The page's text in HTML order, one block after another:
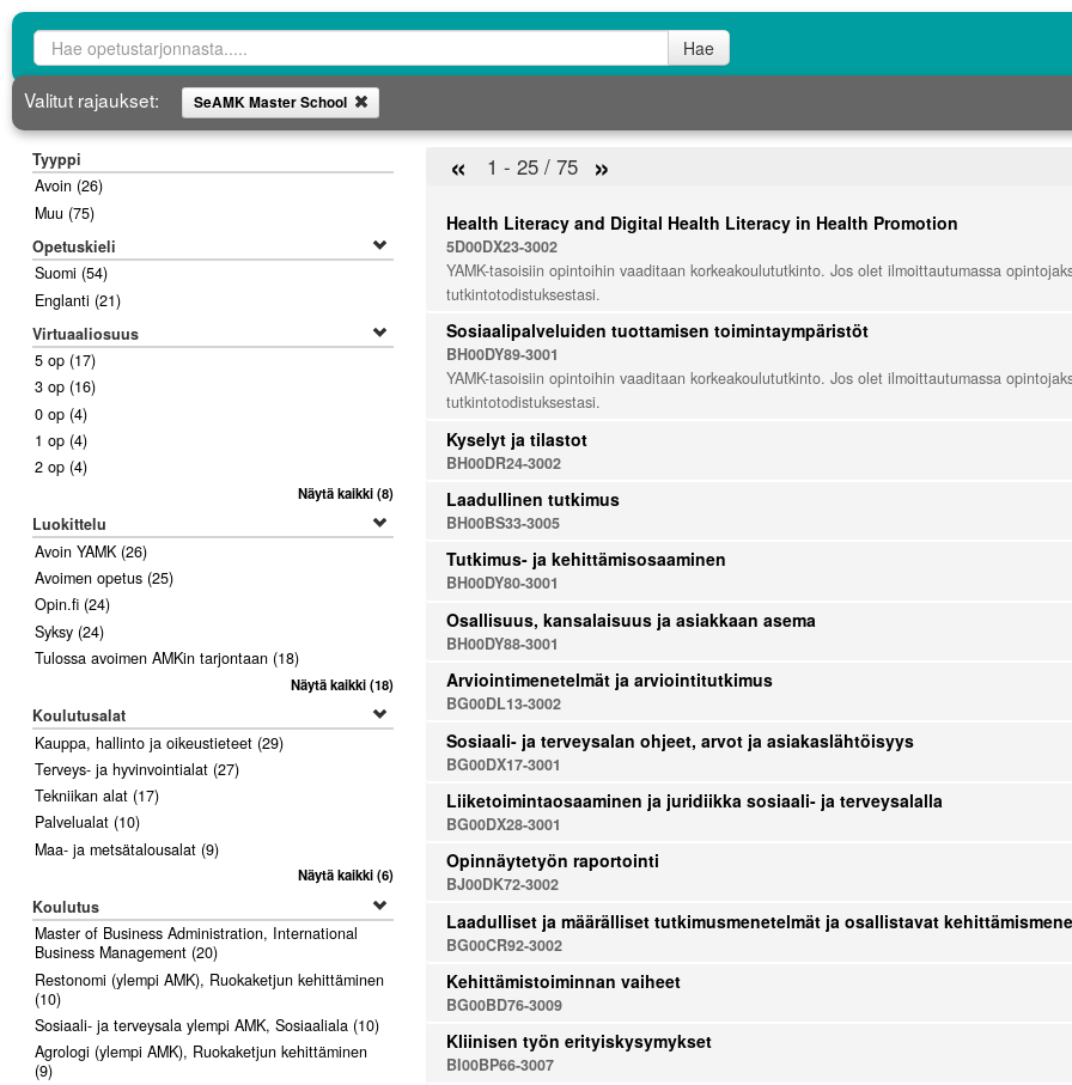
Opetustarjontahaku Hae
Valitut rajaukset: SeAMK Master School
Tyyppi
Avoin (26)
Muu (75)
Opetuskieli
Suomi (54)
Englanti (21)
Virtuaaliosuus
5 op (17)
3 op (16)
0 op (4)
1 op (4)
2 op (4)
Näytä kaikki(8)
Luokittelu
Avoin YAMK (26)
Avoimen opetus (25)
Opin.fi (24)
Syksy (24)
Tulossa avoimen AMKin tarjontaan (18)
Näytä kaikki(18)
Koulutusalat
Kauppa, hallinto ja oikeustieteet (29)
Terveys- ja hyvinvointialat (27)
Tekniikan alat (17)
Palvelualat (10)
Maa- ja metsätalousalat (9)
Näytä kaikki(6)
Koulutus
Master of Business Administration, International
Business Management (20)
Restonomi (ylempi AMK), Ruokaketjun kehittäminen
(10)
Sosiaali- ja terveysala ylempi AMK, Sosiaaliala (10)
Agrologi (ylempi AMK), Ruokaketjun kehittäminen
(9)
« 1 - 25 / 75 »
Health Literacy and Digital Health Literacy in Health Promotion
5D00DX23-3002
YAMK-tasoisiin opintoihin vaaditaan korkeakoulututkinto. Jos olet ilmoittautumassa
tutkintotodistuksestasi.
Sosiaalipalveluiden tuottamisen toimintaympäristöt
BH00DY89-3001
YAMK-tasoisiin opintoihin vaaditaan korkeakoulututkinto. Jos olet ilmoittautumassa
tutkintotodistuksestasi.
Kyselyt ja tilastot
BH00DR24-3002
Laadullinen tutkimus
BH00BS33-3005
Tutkimus- ja kehittämisosaaminen
BH00DY80-3001
Osallisuus, kansalaisuus ja asiakkaan asema
BH00DY88-3001
Arviointimenetelmät ja arviointitutkimus
BG00DL13-3002
Sosiaali- ja terveysalan ohjeet, arvot ja asiakaslähtöisyys
BG00DX17-3001
Liiketoimintaosaaminen ja juridiikka sosiaali- ja terveysalalla
BG00DX28-3001
Opinnäytetyön raportointi
BJ00DK72-3002
Laadulliset ja määrälliset tutkimusmenetelmät ja osallistavat
BG00CR92-3002
Kehittämistoiminnan vaiheet
BG00BD76-3009
Kliinisen työn erityiskysymykset
BI00BP66-3007